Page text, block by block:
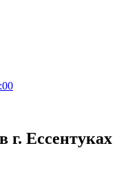
г. Ессентуках